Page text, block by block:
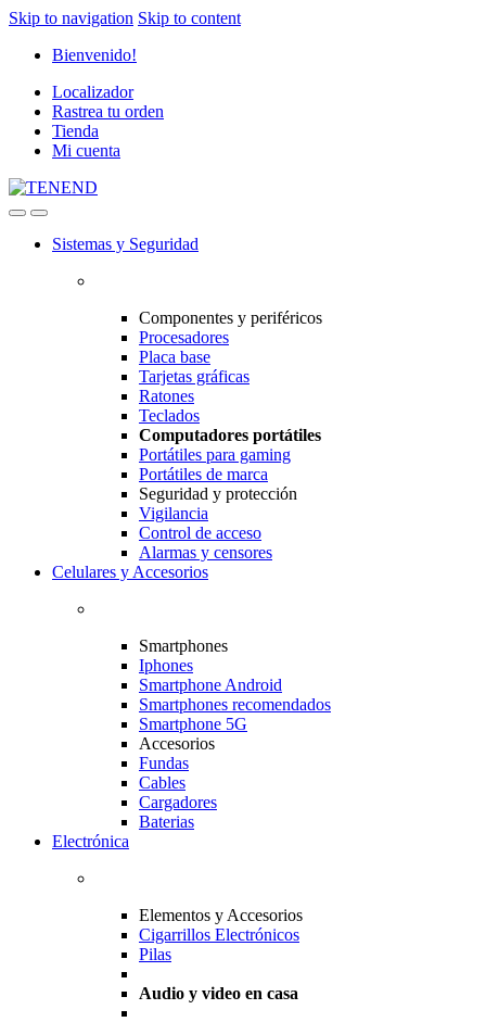
Skip to navigation Skip to content
Bienvenido!
Localizador
Rastrea tu orden
Tienda
Mi cuenta
Sistemas y Seguridad
Componentes y periféricos
Procesadores
Placa base
Tarjetas gráficas
Ratones
Teclados
Computadores portátiles
Portátiles para gaming
Portátiles de marca
Seguridad y protección
Vigilancia
Control de acceso
Alarmas y censores
Celulares y Accesorios
Smartphones
Iphones
Smartphone Android
Smartphones recomendados
Smartphone 5G
Accesorios
Fundas
Cables
Cargadores
Baterias
Electrónica
Elementos y Accesorios
Cigarrillos Electrónicos
Pilas
Audio y video en casa